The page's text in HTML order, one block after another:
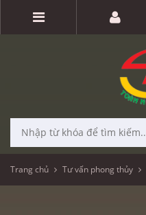
Trang chủ Tư vấn phong thủy